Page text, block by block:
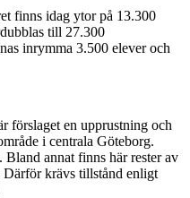
finns idag ytor på 13.300
till 27.300
inrymma 3.500 elever och
förslaget en upprustning och
i centrala Göteborg.
annat finns här rester av
Därför krävs tillstånd enligt